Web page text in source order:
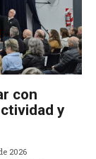
con
y
2026